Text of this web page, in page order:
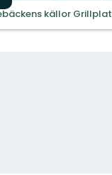
källor